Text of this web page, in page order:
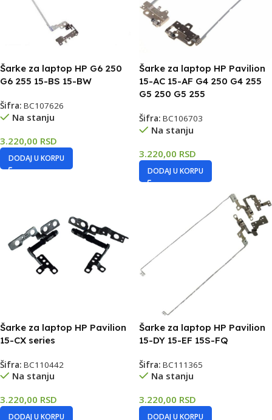
Šarke za laptop HP G6 250
G6 255 15-BS 15-BW
Šifra: BC107626
Na stanju
3.220,00 RSD
DODAJ U KORPU
Šarke za laptop HP Pavilion
15-AC 15-AF G4 250 G4 255
G5 250 G5 255
Šifra: BC106703
Na stanju
3.220,00 RSD
DODAJ U KORPU
Šarke za laptop HP Pavilion
15-CX series
Šifra: BC110442
Na stanju
3.220,00 RSD
DODAJ U KORPU
Šarke za laptop HP Pavilion
15-DY 15-EF 15S-FQ
Šifra: BC111365
Na stanju
3.220,00 RSD
DODAJ U KORPU